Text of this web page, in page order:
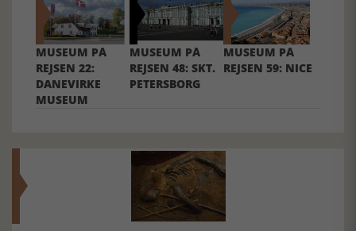
MUSEUM PÅ
REJSEN 22:
DANEVIRKE
MUSEUM
MUSEUM PÅ
REJSEN 48: SKT.
PETERSBORG
MUSEUM PÅ
REJSEN 59: NICE